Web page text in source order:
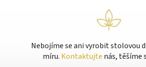
Nebojíme se ani vyrobit stolovou
míru. Kontaktujte nás, těšíme